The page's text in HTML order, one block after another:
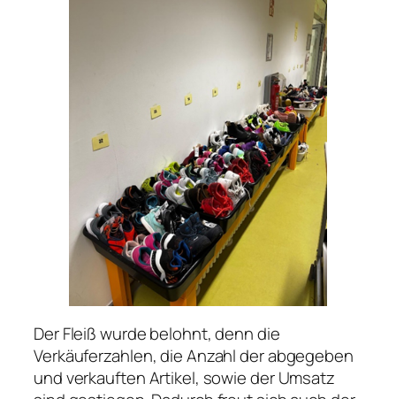
Der Fleiß wurde belohnt, denn die
Verkäuferzahlen, die Anzahl der abgegeben
und verkauften Artikel, sowie der Umsatz